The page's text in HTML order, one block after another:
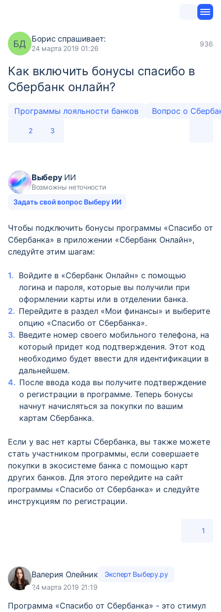
БД Борис спрашивает:
24 марта 2019 01:26
936
Как включить бонусы спасибо в
Сбербанк онлайн?
Программы лояльности банков Вопрос о
2 3
ВыберуИИ
Возможны неточности
Задать свой вопрос Выберу ИИ
Чтобы подключить бонусы программы «Спасибо от
Сбербанка» в приложении «Сбербанк Онлайн»,
следуйте этим шагам:
Войдите в «Сбербанк Онлайн» с помощью
логина и пароля, которые вы получили при
оформлении карты или в отделении банка.
Перейдите в раздел «Мои финансы» и выберите
опцию «Спасибо от Сбербанка».
Введите номер своего мобильного телефона, на
который придет код подтверждения. Этот код
необходимо будет ввести для идентификации в
дальнейшем.
После ввода кода вы получите подтверждение
о регистрации в программе. Теперь бонусы
начнут начисляться за покупки по вашим
картам Сбербанка.
Если у вас нет карты Сбербанка, вы также можете
стать участником программы, если совершаете
покупки в экосистеме банка с помощью карт
других банков. Для этого перейдите на сайт
программы «Спасибо от Сбербанка» и следуйте
инструкциям по регистрации.
1
Валерия Олейник
Эксперт Выберу.ру
24 марта 2019 21:19
Программа «Спасибо от Сбербанка» - это стимул